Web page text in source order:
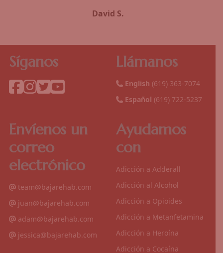
David S.
Síganos Llámanos
English (619) 363-7074
Español (619) 722-5237
Envíenos un
correo
electrónico
team@bajarehab.com
juan@bajarehab.com
adam@bajarehab.com
jessica@bajarehab.com
Ayudamos
con
Adicción a Adderall
Adicción al Alcohol
Adicción a Opioides
Adicción a Metanfetamina
Adicción a Heroína
Adicción a Cocaína